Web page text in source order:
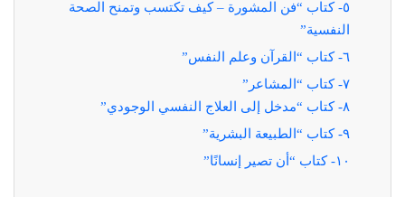
٥- كتاب “فن المشورة – كيف تكتسب وتمنح الصحة
النفسية”
٦- كتاب “القرآن وعلم النفس”
٧- كتاب “المشاعر”
٨- كتاب “مدخل إلى العلاج النفسي الوجودي”
٩- كتاب “الطبيعة البشرية”
١٠- كتاب “أن تصير إنسانًا”